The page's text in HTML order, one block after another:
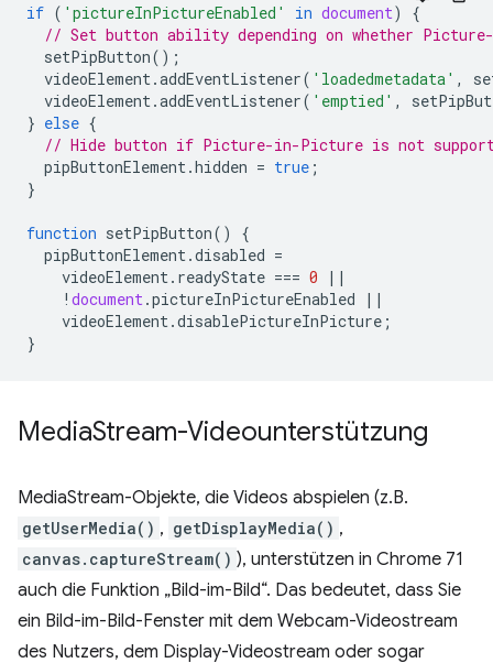
if ( 'pictureInPictureEnabled' in document)
{
// Set button ability depending on whether
setPipButton();
videoElement.addEventListener( 'loadedmetadata' ,
videoElement.addEventListener( 'emptied' ,
} else {
// Hide button if Picture-in-Picture is not
pipButtonElement.hidden = true ;
}
function setPipButton()
{
pipButtonElement.disabled =
videoElement. readyState === 0
||
! document.pictureInPictureEnabled
||
videoElement.disablePictureInPicture ;
}
MediaStream-Videounterstützung
MediaStream-Objekte, die Videos abspielen (z.B.
getUserMedia() , getDisplayMedia() ,
canvas.captureStream() ), unterstützen in Chrome 71
auch die Funktion „Bild-im-Bild“. Das bedeutet, dass Sie
ein Bild-im-Bild-Fenster mit dem Webcam-Videostream
des Nutzers, dem Display-Videostream oder sogar